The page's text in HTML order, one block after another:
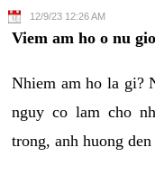
12/9/23 12:26 AM
Viem am ho o nu
Nhiem am ho la gi?
nguy co lam cho
trong, anh huong